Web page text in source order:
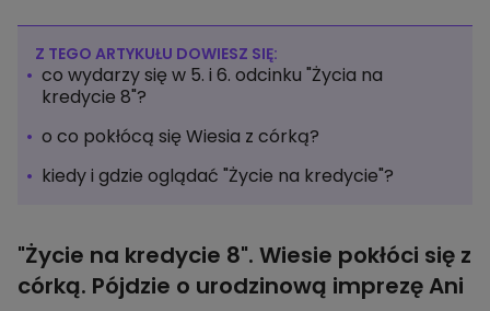
Z TEGO ARTYKUŁU DOWIESZ SIĘ:
co wydarzy się w 5. i 6. odcinku "Życia na
kredycie 8"?
o co pokłócą się Wiesia z córką?
kiedy i gdzie oglądać "Życie na kredycie"?
"Życie na kredycie 8". Wiesie pokłóci się z
córką. Pójdzie o urodzinową imprezę Ani